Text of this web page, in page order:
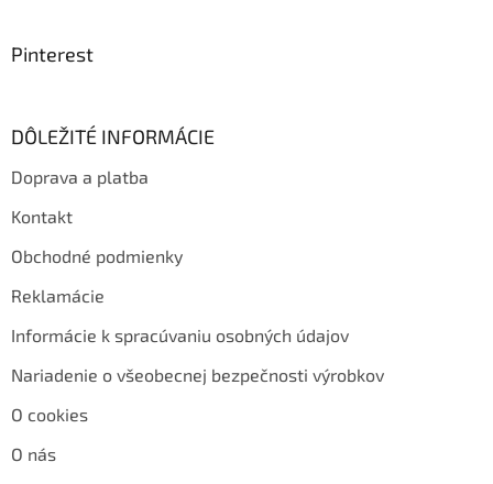
Pinterest
DÔLEŽITÉ INFORMÁCIE
Doprava a platba
Kontakt
Obchodné podmienky
Reklamácie
Informácie k spracúvaniu osobných údajov
Nariadenie o všeobecnej bezpečnosti výrobkov
O cookies
O nás